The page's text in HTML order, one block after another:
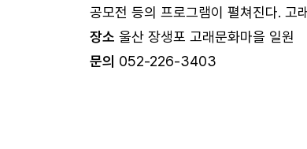
공모전 등의 프로그램이 펼쳐진다. 고
장소 울산 장생포 고래문화마을 일원
문의 052-226-3403